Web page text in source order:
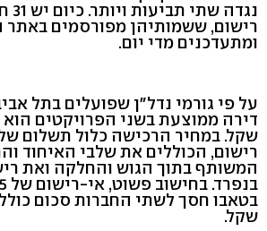
רישום, ששמותיהן מפורסמים באתר
ומתעדכנים מדי יום.
על פי גורמי נדל"ן שפועלים בתל
רישום, הכוללים את שלבי האיחוד
המשותף בתוך הגוש והחלקה ואת
שקל.